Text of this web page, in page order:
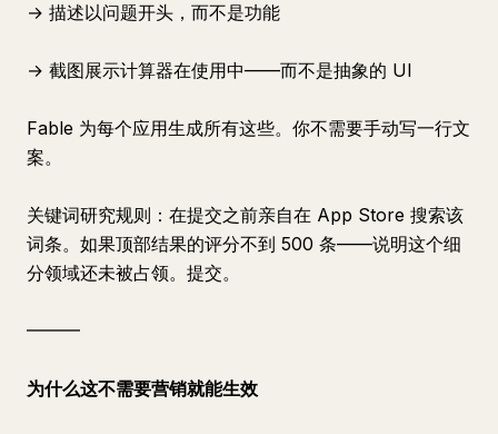
→ 描述以问题开头，而不是功能
→ 截图展示计算器在使用中——而不是抽象的 UI
Fable 为每个应用生成所有这些。你不需要手动写一行文
案。
关键词研究规则：在提交之前亲自在 App Store 搜索该
词条。如果顶部结果的评分不到 500 条——说明这个细
分领域还未被占领。提交。
━━━
为什么这不需要营销就能生效